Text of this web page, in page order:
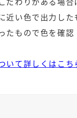
近い色で出力し
たもので色を確認
いて詳しくはこ